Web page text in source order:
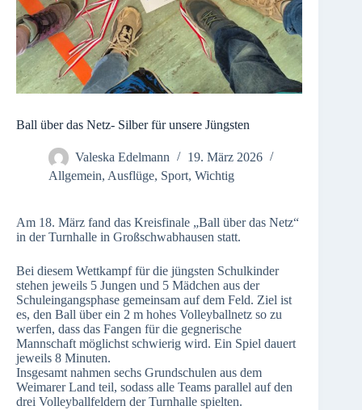
Ball über das Netz- Silber für unsere Jüngsten
Valeska Edelmann
19. März 2026
Allgemein, Ausflüge, Sport, Wichtig
Am 18. März fand das Kreisfinale „Ball über das Netz“
in der Turnhalle in Großschwabhausen statt.
Bei diesem Wettkampf für die jüngsten Schulkinder
stehen jeweils 5 Jungen und 5 Mädchen aus der
Schuleingangsphase gemeinsam auf dem Feld. Ziel ist
es, den Ball über ein 2 m hohes Volleyballnetz so zu
werfen, dass das Fangen für die gegnerische
Mannschaft möglichst schwierig wird. Ein Spiel dauert
jeweils 8 Minuten.
Insgesamt nahmen sechs Grundschulen aus dem
Weimarer Land teil, sodass alle Teams parallel auf den
drei Volleyballfeldern der Turnhalle spielten.